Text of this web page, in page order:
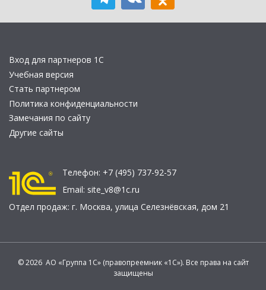
Вход для партнеров 1С
Учебная версия
Стать партнером
Политика конфиденциальности
Замечания по сайту
Другие сайты
Телефон: +7 (495) 737-92-57
Email: site_v8@1c.ru
Отдел продаж: г. Москва, улица Селезнёвская, дом 21
© 2026 АО «Группа 1С» (правопреемник «1С»). Все права на сайт
защищены